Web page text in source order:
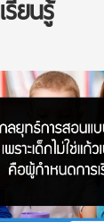
ยนรู้